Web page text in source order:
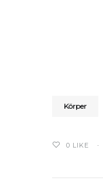
Körper
0 LIKE